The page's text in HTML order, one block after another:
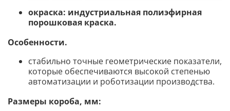
окраска: индустриальная полиэфирная
порошковая краска.
Особенности.
стабильно точные геометрические показатели,
которые обеспечиваются высокой степенью
автоматизации и роботизации производства.
Размеры короба, мм: